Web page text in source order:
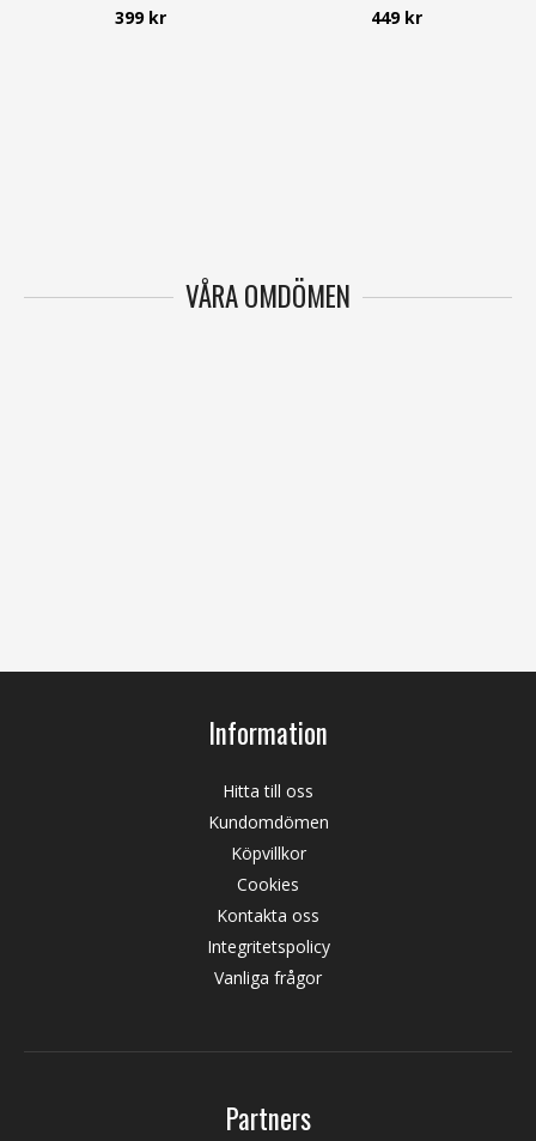
399 kr Freequent
449 kr
VÅRA OMDÖMEN
Information
Hitta till oss
Kundomdömen
Köpvillkor
Cookies
Kontakta oss
Integritetspolicy
Vanliga frågor
Partners